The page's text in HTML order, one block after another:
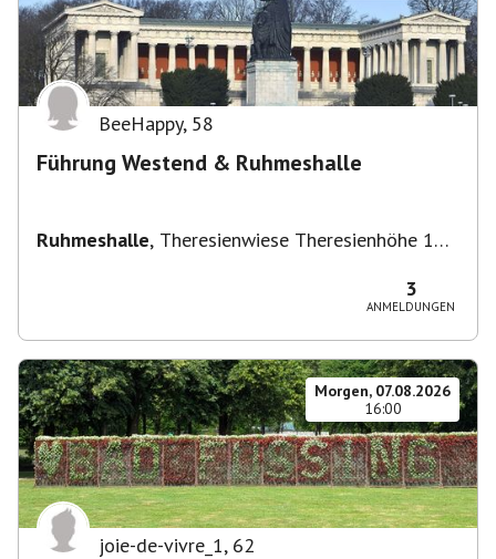
BeeHappy, 58
Führung Westend & Ruhmeshalle
Ruhmeshalle, Theresienwiese Theresienhöhe 16,
3
ANMELDUNGEN
Morgen, 07.08.2026
16:00
joie-de-vivre_1, 62